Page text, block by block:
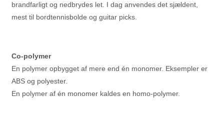
brandfarligt og nedbrydes let. I dag anvendes det sjældent,
mest til bordtennisbolde og guitar picks.
Co-polymer
En polymer opbygget af mere end én monomer. Eksempler er
ABS og polyester.
En polymer af én monomer kaldes en homo-polymer.